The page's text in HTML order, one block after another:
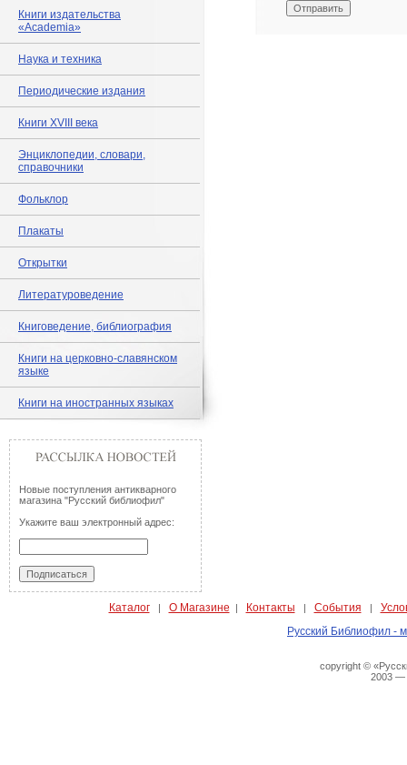
Книги издательства
«Academia»
Наука и техника
Периодические издания
Книги XVIII века
Энциклопедии, словари,
справочники
Фольклор
Плакаты
Открытки
Литературоведение
Книговедение, библиография
Книги на церковно-славянском
языке
Книги на иностранных языках
Новые поступления антикварного
магазина "Русский библиофил"
Укажите ваш электронный адрес:
Каталог| О Магазине | Контакты | События |
Русский Библиофил -
copyright ©
2003 —